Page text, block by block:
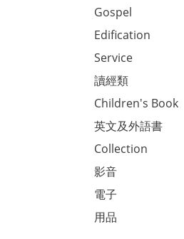
Gospel
Edification
Service
讀經類
Children's Book
英文及外語書
Collection
影音
電子
用品